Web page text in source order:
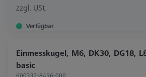
zzgl. USt.
Verfügbar
Einmesskugel, M6, DK30, DG18,
basic
600332-8456-000